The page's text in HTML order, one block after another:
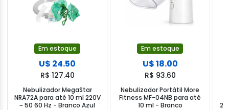
Em estoque
U$ 24.50
R$ 127.40
Nebulizador MegaStar
NRA72A para até 10 ml 220V
~ 50 60 Hz - Branco Azul
Em estoque
U$ 18.00
R$ 93.60
Nebulizador Portátil More
Fitness MF-04NB para até
10 ml - Branco